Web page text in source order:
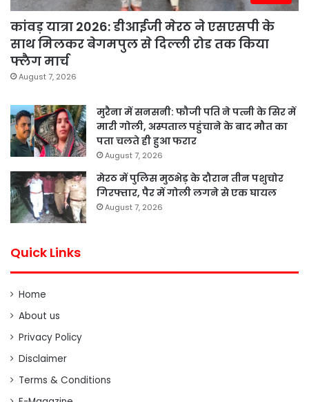
कांवड़ यात्रा 2026: डीआईजी मेरठ ने एसएसपी के
साथ मिलकर बेगमपुल से दिल्ली रोड तक किया
फ्लैग मार्च
August 7, 2026
मुरैना में सनसनी: फौजी पति ने पत्नी के सिर में
मारी गोली, अस्पताल पहुंचाने के बाद मौत का
पता चलते ही हुआ फरार
August 7, 2026
मेरठ में पुलिस मुठभेड़ के दौरान तीन पशुचोर
गिरफ्तार, पैर में गोली लगने से एक घायल
August 7, 2026
Quick Links
Home
About us
Privacy Policy
Disclaimer
Terms & Conditions